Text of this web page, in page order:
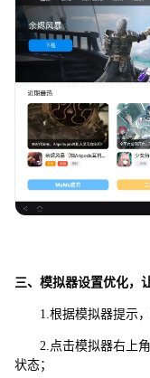
三、模拟器设置优化，
1.根据模拟器提示，
2.点击模拟器右上角-
状态；